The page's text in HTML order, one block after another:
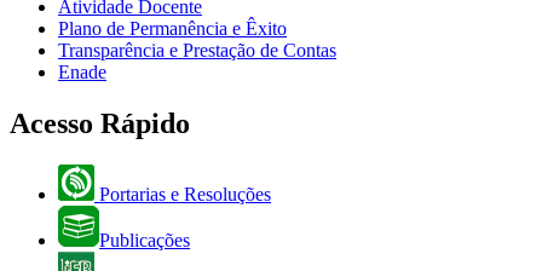
Atividade Docente
Plano de Permanência e Êxito
Transparência e Prestação de Contas
Enade
Acesso Rápido
Portarias e Resoluções
Publicações